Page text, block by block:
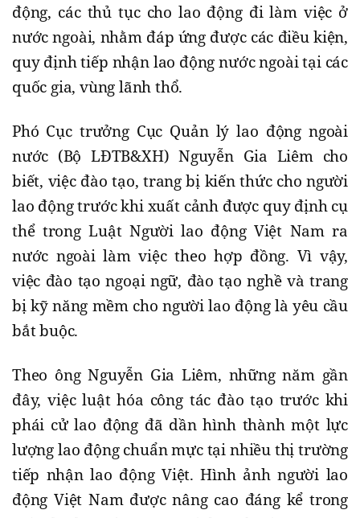
động, các thủ tục cho lao động đi làm việc ở
nước ngoài, nhằm đáp ứng được các điều kiện,
quy định tiếp nhận lao động nước ngoài tại các
quốc gia, vùng lãnh thổ.
Phó Cục trưởng Cục Quản lý lao động ngoài
nước (Bộ LĐTB&XH) Nguyễn Gia Liêm cho
biết, việc đào tạo, trang bị kiến thức cho người
lao động trước khi xuất cảnh được quy định cụ
thể trong Luật Người lao động Việt Nam ra
nước ngoài làm việc theo hợp đồng. Vì vậy,
việc đào tạo ngoại ngữ, đào tạo nghề và trang
bị kỹ năng mềm cho người lao động là yêu cầu
bắt buộc.
Theo ông Nguyễn Gia Liêm, những năm gần
đây, việc luật hóa công tác đào tạo trước khi
phái cử lao động đã dần hình thành một lực
lượng lao động chuẩn mực tại nhiều thị trường
tiếp nhận lao động Việt. Hình ảnh người lao
động Việt Nam được nâng cao đáng kể trong